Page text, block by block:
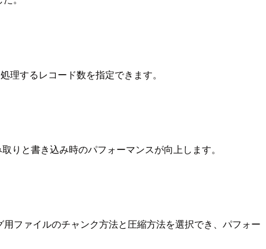
するレコード数を指定できます。
りと書き込み時のパフォーマンスが向上します。
ファイルのチャンク方法と圧縮方法を選択でき、パフォー